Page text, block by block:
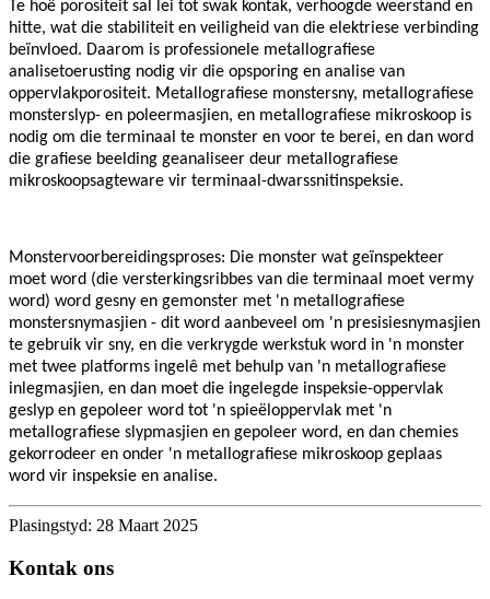
Te hoë porositeit sal lei tot swak kontak, verhoogde weerstand en
hitte, wat die stabiliteit en veiligheid van die elektriese verbinding
beïnvloed. Daarom is professionele metallografiese
analisetoerusting nodig vir die opsporing en analise van
oppervlakporositeit. Metallografiese monstersny, metallografiese
monsterslyp- en poleermasjien, en metallografiese mikroskoop is
nodig om die terminaal te monster en voor te berei, en dan word
die grafiese beelding geanaliseer deur metallografiese
mikroskoopsagteware vir terminaal-dwarssnitinspeksie.
Monstervoorbereidingsproses: Die monster wat geïnspekteer
moet word (die versterkingsribbes van die terminaal moet vermy
word) word gesny en gemonster met 'n metallografiese
monstersnymasjien - dit word aanbeveel om 'n presisiesnymasjien
te gebruik vir sny, en die verkrygde werkstuk word in 'n monster
met twee platforms ingelê met behulp van 'n metallografiese
inlegmasjien, en dan moet die ingelegde inspeksie-oppervlak
geslyp en gepoleer word tot 'n spieëloppervlak met 'n
metallografiese slypmasjien en gepoleer word, en dan chemies
gekorrodeer en onder 'n metallografiese mikroskoop geplaas
word vir inspeksie en analise.
Plasingstyd: 28 Maart 2025
Kontak ons